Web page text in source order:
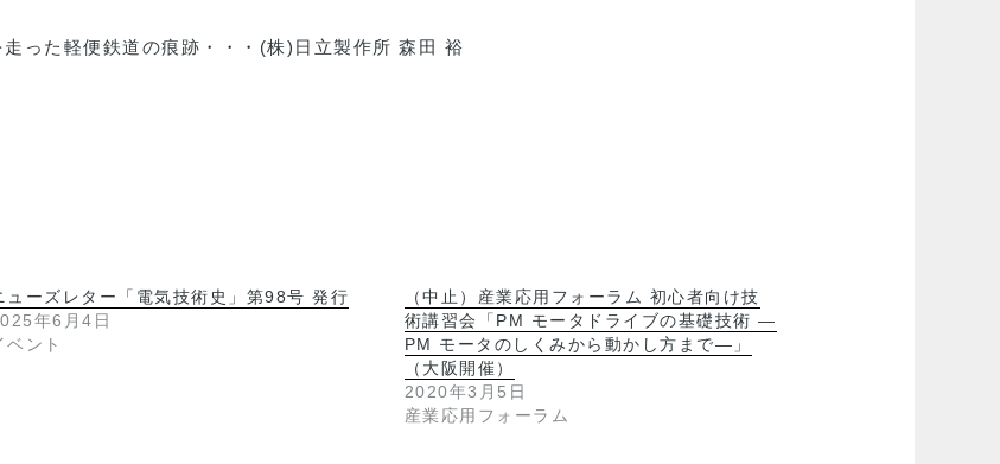
った軽便鉄道の痕跡・・・(株)日立製作所 森田 裕
ューズレター「電気技術史」第98号 発行
年6月4日
ベント
（中止）産業応用フォーラム 初心者向け技
術講習会「PM モータドライブの基礎技術 ―
PM モータのしくみから動かし方まで―」
（大阪開催）
2020年3月5日
産業応用フォーラム